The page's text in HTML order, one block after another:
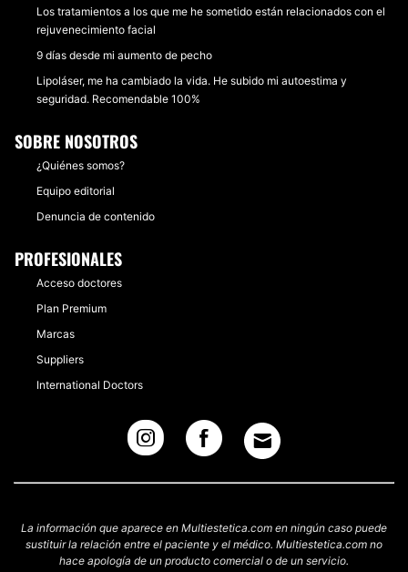
Los tratamientos a los que me he sometido están relacionados con el
rejuvenecimiento facial
9 días desde mi aumento de pecho
Lipoláser, me ha cambiado la vida. He subido mi autoestima y
seguridad. Recomendable 100%
SOBRE NOSOTROS
¿Quiénes somos?
Equipo editorial
Denuncia de contenido
PROFESIONALES
Acceso doctores
Plan Premium
Marcas
Suppliers
International Doctors
La información que aparece en Multiestetica.com en ningún caso puede
sustituir la relación entre el paciente y el médico. Multiestetica.com no
hace apología de un producto comercial o de un servicio.